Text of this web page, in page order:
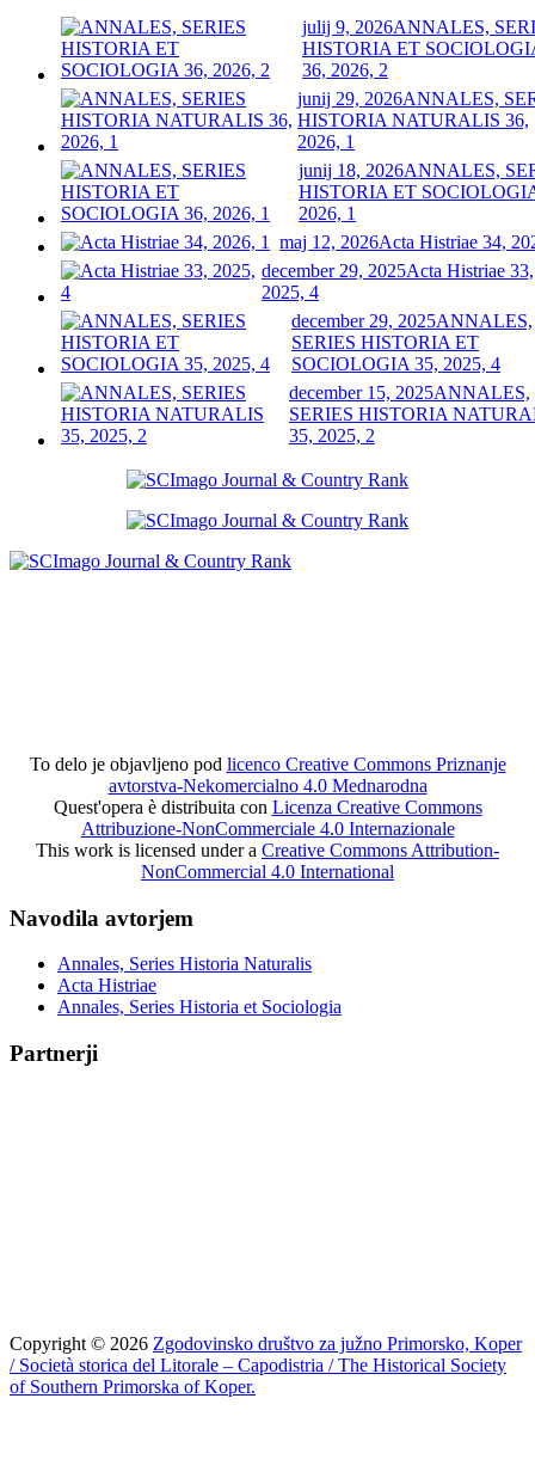
julij 9, 2026ANNALES,
HISTORIA ET
36, 2026, 2
junij 29, 2026ANNALES,
HISTORIA NATURALIS 36,
2026, 1
junij 18, 2026ANNALES,
HISTORIA ET
2026, 1
maj 12, 2026Acta Histriae 34,
december 29, 2025Acta Histriae 33,
2025, 4
december 29, 2025ANNALES,
SERIES HISTORIA ET
SOCIOLOGIA 35, 2025, 4
december 15, 2025ANNALES,
SERIES HISTORIA
35, 2025, 2
To delo je objavljeno pod licenco Creative Commons Priznanje
avtorstva-Nekomercialno 4.0 Mednarodna
Quest'opera è distribuita con Licenza Creative Commons
Attribuzione-NonCommerciale 4.0 Internazionale
This work is licensed under a Creative Commons Attribution-
NonCommercial 4.0 International
Navodila avtorjem
Annales, Series Historia Naturalis
Acta Histriae
Annales, Series Historia et Sociologia
Partnerji
Copyright © 2026 Zgodovinsko društvo za južno Primorsko, Koper
/ Società storica del Litorale – Capodistria / The Historical Society
of Southern Primorska of Koper.